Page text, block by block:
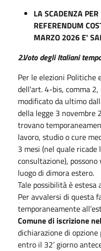
LA SCADENZA
REFERENDUM
MARZO 2026 E'
2.Voto degli Italiani
Per le elezioni Politiche
dell'art. 4-bis, comma
modificato da ultimo
della legge 3 novembre
trovano
lavoro, studio o cure
3 mesi (nel quale
consultazione),
luogo di dimora estero.
Tale possibilità è
Per avvalersi di questa
temporaneamente
Comune di iscrizione
dichiarazione di
entro il 32’ giorno